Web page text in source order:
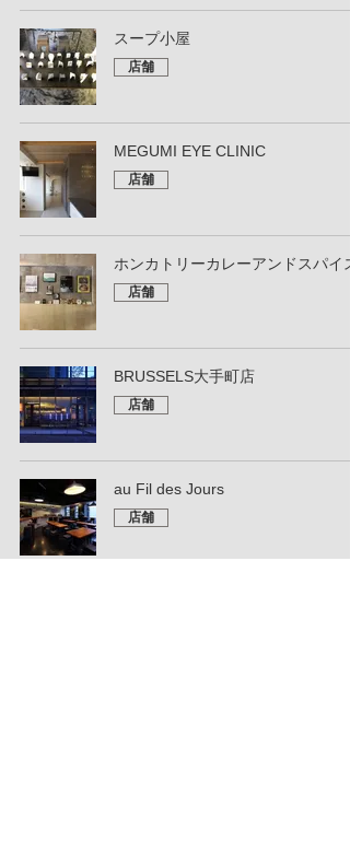
スープ小屋
店舗
MEGUMI EYE CLINIC
店舗
ホンカトリーカレーアンドスパイス
店舗
BRUSSELS大手町店
店舗
au Fil des Jours
店舗